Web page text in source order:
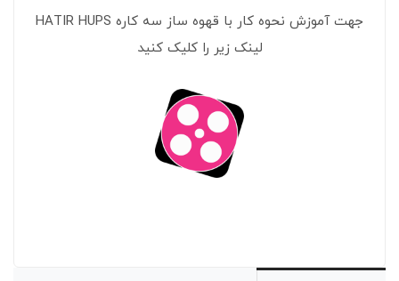
جهت آموزش نحوه کار با قهوه ساز سه کاره HATIR HUPS
لینک زیر را کلیک کنید